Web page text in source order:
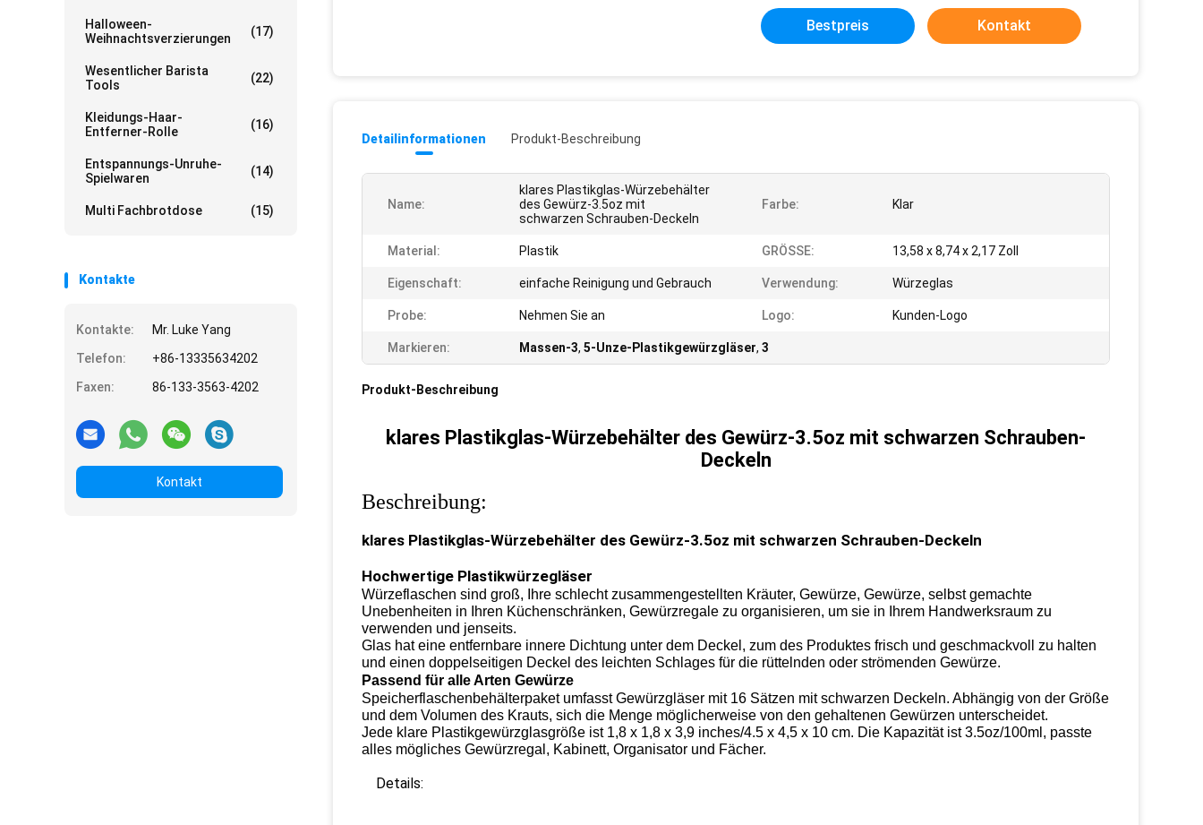
Halloween-
Weihnachtsverzierungen
(17)
Wesentlicher Barista
Tools
(22)
Kleidungs-Haar-
Entferner-Rolle
(16)
Entspannungs-Unruhe-
Spielwaren
(14)
Multi Fachbrotdose (15)
Kontakte
Kontakte:
Mr. Luke Yang
Telefon:
+86-13335634202
Faxen:
86-133-3563-4202
Kontakt
Bestpreis Kontakt
Detailinformationen Produkt-Beschreibung
Name:
klares Plastikglas-Würzebehälter
des Gewürz-3.5oz mit
schwarzen Schrauben-Deckeln
Farbe: Klar
Material: Plastik GRÖSSE: 13,58 x 8,74 x 2,17 Zoll
Eigenschaft: einfache Reinigung und Gebrauch Verwendung: Würzeglas
Probe: Nehmen Sie an Logo: Kunden-Logo
Markieren: Massen-3, 5-Unze-Plastikgewürzgläser, 3
Produkt-Beschreibung
klares Plastikglas-Würzebehälter des Gewürz-3.5oz mit schwarzen Schrauben-
Deckeln
Beschreibung:
klares Plastikglas-Würzebehälter des Gewürz-3.5oz mit schwarzen Schrauben-Deckeln
Hochwertige Plastikwürzegläser
Würzeflaschen sind groß, Ihre schlecht zusammengestellten Kräuter, Gewürze, Gewürze, selbst gemachte
Unebenheiten in Ihren Küchenschränken, Gewürzregale zu organisieren, um sie in Ihrem Handwerksraum zu
verwenden und jenseits.
Glas hat eine entfernbare innere Dichtung unter dem Deckel, zum des Produktes frisch und geschmackvoll zu halten
und einen doppelseitigen Deckel des leichten Schlages für die rüttelnden oder strömenden Gewürze.
Passend für alle Arten Gewürze
Speicherflaschenbehälterpaket umfasst Gewürzgläser mit 16 Sätzen mit schwarzen Deckeln. Abhängig von der Größe
und dem Volumen des Krauts, sich die Menge möglicherweise von den gehaltenen Gewürzen unterscheidet.
Jede klare Plastikgewürzglasgröße ist 1,8 x 1,8 x 3,9 inches/4.5 x 4,5 x 10 cm. Die Kapazität ist 3.5oz/100ml, passte
alles mögliches Gewürzregal, Kabinett, Organisator und Fächer.
Details: